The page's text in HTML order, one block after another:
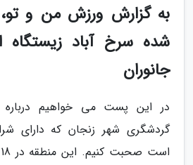
به گزارش ورزش من و
شده سرخ آباد زیستگاه
جانوران
در این پست می خواهیم
گردشگری شهر زنجان که دارای